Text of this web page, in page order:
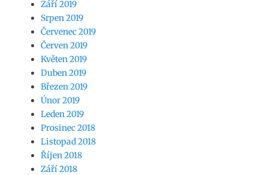
Září 2019
Srpen 2019
Červenec 2019
Červen 2019
Květen 2019
Duben 2019
Březen 2019
Únor 2019
Leden 2019
Prosinec 2018
Listopad 2018
Říjen 2018
Září 2018